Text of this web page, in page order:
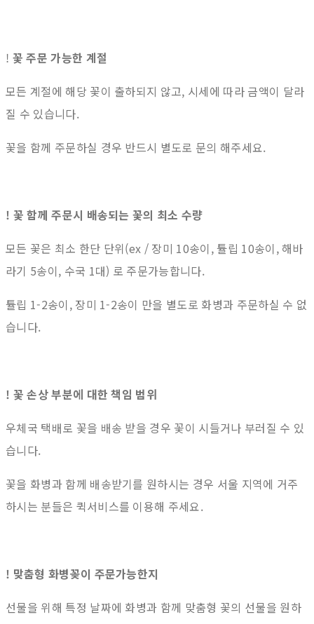
! 꽃 주문 가능한 계절
모든 계절에 해당 꽃이 출하되지 않고, 시세에 따라 금액이 달라
질 수 있습니다.
꽃을 함께 주문하실 경우 반드시 별도로 문의 해주세요.
! 꽃 함께 주문시 배송되는 꽃의 최소 수량
모든 꽃은 최소 한단 단위(ex / 장미 10송이, 튤립 10송이, 해바
라기 5송이, 수국 1대) 로 주문가능합니다.
튤립 1-2송이, 장미 1-2송이 만을 별도로 화병과 주문하실 수 없
습니다.
! 꽃 손상 부분에 대한 책임 범위
우체국 택배로 꽃을 배송 받을 경우 꽃이 시들거나 부러질 수 있
습니다.
꽃을 화병과 함께 배송받기를 원하시는 경우 서울 지역에 거주
하시는 분들은 퀵서비스를 이용해 주세요.
! 맞춤형 화병꽂이 주문가능한지
선물을 위해 특정 날짜에 화병과 함께 맞춤형 꽃의 선물을 원하